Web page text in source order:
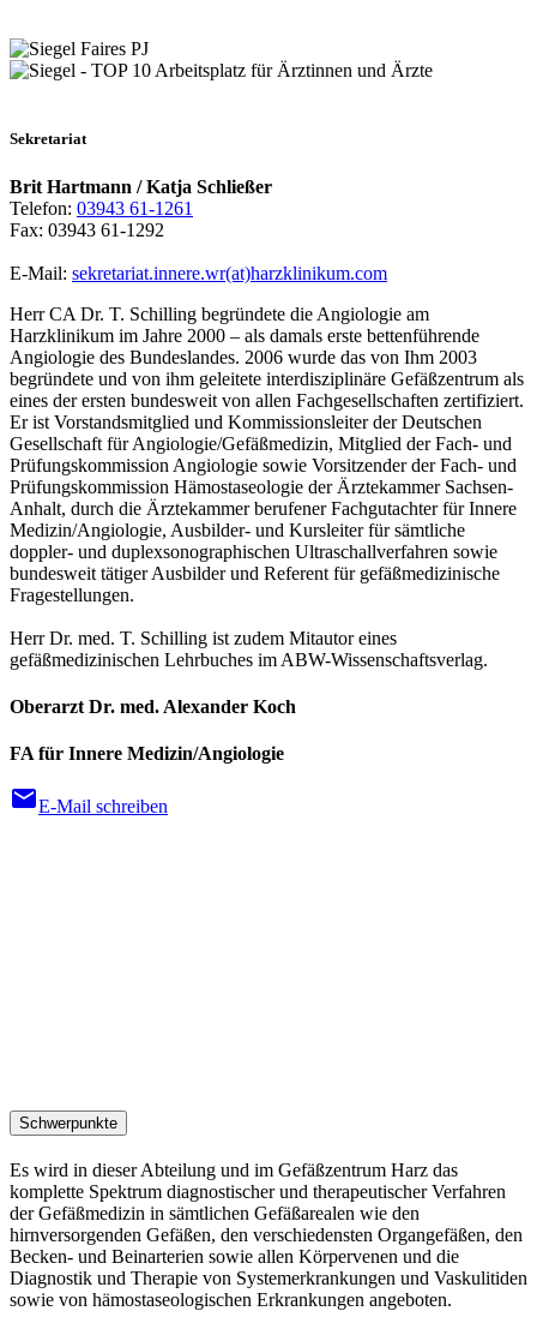
Sekretariat
Brit Hartmann / Katja Schließer
Telefon: 03943 61-1261
Fax: 03943 61-1292
E-Mail: sekretariat.innere.wr(at)harzklinikum.com
Herr CA Dr. T. Schilling begründete die Angiologie am
Harzklinikum im Jahre 2000 – als damals erste bettenführende
Angiologie des Bundeslandes. 2006 wurde das von Ihm 2003
begründete und von ihm geleitete interdisziplinäre Gefäßzentrum als
eines der ersten bundesweit von allen Fachgesellschaften zertifiziert.
Er ist Vorstandsmitglied und Kommissionsleiter der Deutschen
Gesellschaft für Angiologie/Gefäßmedizin, Mitglied der Fach- und
Prüfungskommission Angiologie sowie Vorsitzender der Fach- und
Prüfungskommission Hämostaseologie der Ärztekammer Sachsen-
Anhalt, durch die Ärztekammer berufener Fachgutachter für Innere
Medizin/Angiologie, Ausbilder- und Kursleiter für sämtliche
doppler- und duplexsonographischen Ultraschallverfahren sowie
bundesweit tätiger Ausbilder und Referent für gefäßmedizinische
Fragestellungen.
Herr Dr. med. T. Schilling ist zudem Mitautor eines
gefäßmedizinischen Lehrbuches im ABW-Wissenschaftsverlag.
Oberarzt Dr. med. Alexander Koch
FA für Innere Medizin/Angiologie
mailE-Mail schreiben
Schwerpunkte
Es wird in dieser Abteilung und im Gefäßzentrum Harz das
komplette Spektrum diagnostischer und therapeutischer Verfahren
der Gefäßmedizin in sämtlichen Gefäßarealen wie den
hirnversorgenden Gefäßen, den verschiedensten Organgefäßen, den
Becken- und Beinarterien sowie allen Körpervenen und die
Diagnostik und Therapie von Systemerkrankungen und Vaskulitiden
sowie von hämostaseologischen Erkrankungen angeboten.